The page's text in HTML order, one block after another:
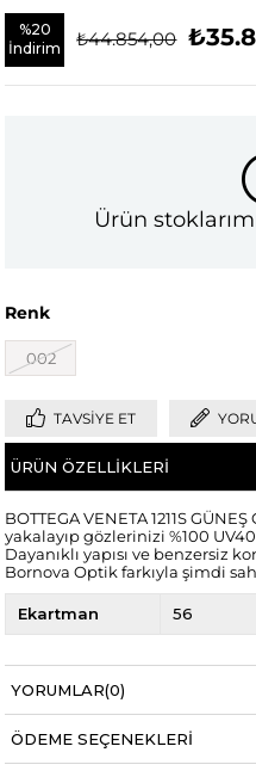
%20
İndirim
₺44.854,00
Ürün
Renk
002
TAVSIYE ET
ÜRÜN ÖZELLIKLERI
BOTTEGA VENETA 1211S
yakalayıp gözlerinizi %100
Dayanıklı yapısı ve benzersiz
Bornova Optik farkıyla şimdi
Ekartman 56
YORUMLAR(0)
ÖDEME SEÇENEKLERI